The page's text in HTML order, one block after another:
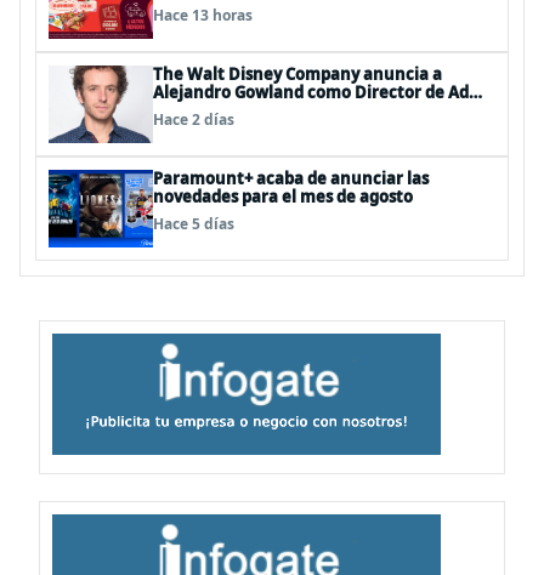
Hace 13 horas
The Walt Disney Company anuncia a
Alejandro Gowland como Director de Ad
Sales & Partnerships para el Cono Sur
Hace 2 días
Paramount+ acaba de anunciar las
novedades para el mes de agosto
Hace 5 días